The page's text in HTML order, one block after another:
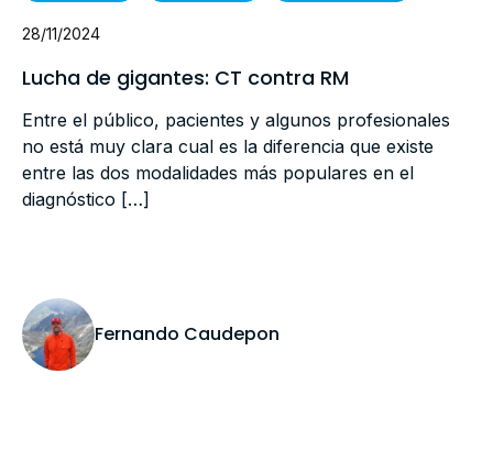
28/11/2024
Lucha de gigantes: CT contra RM
Entre el público, pacientes y algunos profesionales
no está muy clara cual es la diferencia que existe
entre las dos modalidades más populares en el
diagnóstico […]
Fernando Caudepon